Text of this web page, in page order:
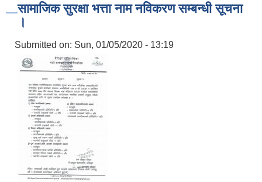
सामाजिक सुरक्षा भत्ता नाम नविकरण सम्बन्धी सूचना
।
Submitted on: Sun, 01/05/2020 - 13:19